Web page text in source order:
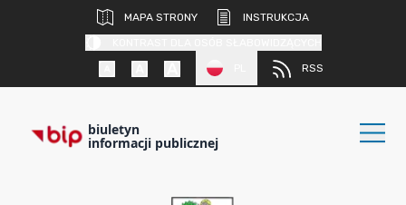
MAPA STRONY
INSTRUKCJA
RSS
biuletyn
informacji publicznej